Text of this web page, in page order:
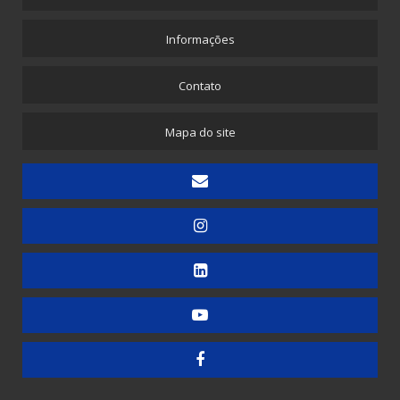
Picotadeira - Saco Picotado em Rolo
Embaladora de Canudinhos - 1 unidade
Embaladora de Canudinhos - Até 200 unidades
Embaladora de Doces
Embaladora de Guardanapos - Automática
Embaladora de Guardanapos - Manual
Embaladora de Resma - Grandes Formatos
Informações
Contato
Mapa do site